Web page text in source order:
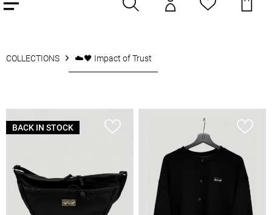
COLLECTIONS ☁️🖤 Impact of Trust
BACK IN STOCK